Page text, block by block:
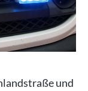
und